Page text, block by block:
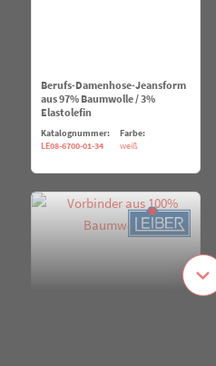
Berufs-Damenhose-Jeansform
aus 97% Baumwolle / 3%
Elastolefin
Katalognummer:
LE08-6700-01-34
Farbe:
weiß